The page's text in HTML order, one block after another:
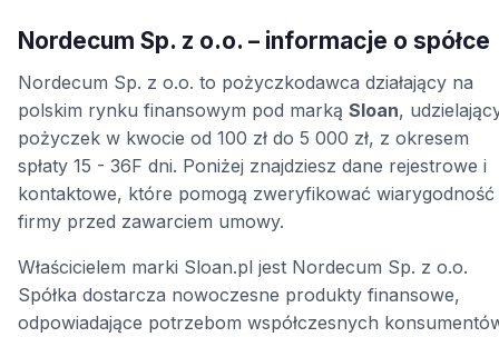
Nordecum Sp. z o.o. – informacje o spółce
Nordecum Sp. z o.o. to pożyczkodawca działający na
polskim rynku finansowym pod marką Sloan,
pożyczek w kwocie od 100 zł do 5 000 zł, z okresem
spłaty 15 - 36F dni. Poniżej znajdziesz dane rejestrowe i
kontaktowe, które pomogą zweryfikować wiarygodność
firmy przed zawarciem umowy.
Właścicielem marki Sloan.pl jest Nordecum Sp. z o.o.
Spółka dostarcza nowoczesne produkty finansowe,
odpowiadające potrzebom współczesnych